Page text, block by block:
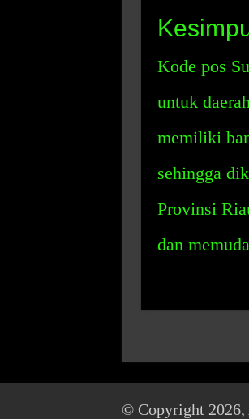
Kode pos
untuk
memiliki
sehingga
Provinsi
dan
© Copyright 2026,